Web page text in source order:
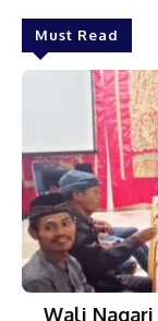
Must Read
Wali